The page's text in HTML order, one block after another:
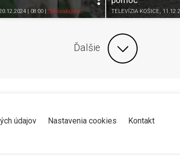
Pozrieť neskôr
K obľúbeným
| 08:00| Spravodajstvo Zdieľať
TELEVÍZIA KOŠICE,
Ďalšie
údajov Nastavenia cookies Kontakt